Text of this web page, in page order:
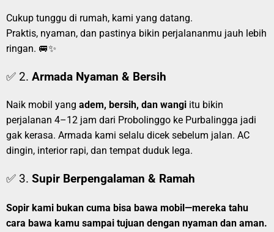
Cukup tunggu di rumah, kami yang datang.
Praktis, nyaman, dan pastinya bikin perjalananmu jauh lebih
ringan. 🚐✨
✅ 2. Armada Nyaman & Bersih
Naik mobil yang adem, bersih, dan wangi itu bikin
perjalanan 4–12 jam dari Probolinggo ke Purbalingga jadi
gak kerasa. Armada kami selalu dicek sebelum jalan. AC
dingin, interior rapi, dan tempat duduk lega.
✅ 3. Supir Berpengalaman & Ramah
Sopir kami bukan cuma bisa bawa mobil—mereka tahu
cara bawa kamu sampai tujuan dengan nyaman dan aman.